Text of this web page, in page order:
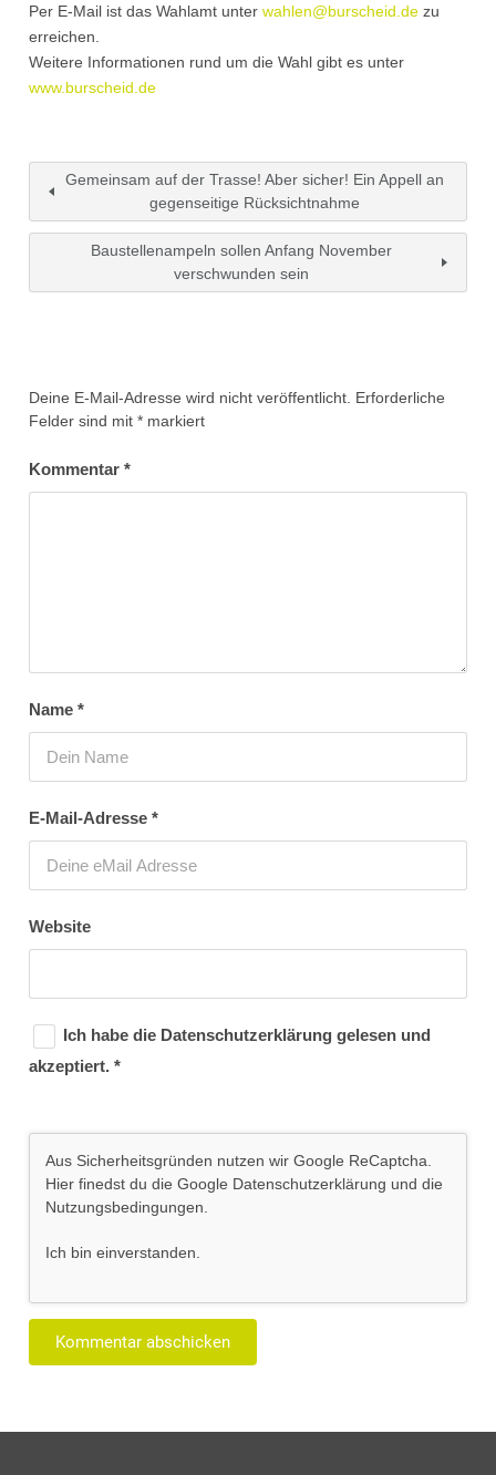
Per E-Mail ist das Wahlamt unter wahlen@burscheid.de zu
erreichen.
Weitere Informationen rund um die Wahl gibt es unter
www.burscheid.de
Gemeinsam auf der Trasse! Aber sicher! Ein Appell an
gegenseitige Rücksichtnahme
Baustellenampeln sollen Anfang November
verschwunden sein
Deine E-Mail-Adresse wird nicht veröffentlicht. Erforderliche
Felder sind mit * markiert
Kommentar *
Name *
E-Mail-Adresse *
Website
Ich habe die Datenschutzerklärung gelesen und
akzeptiert. *
Aus Sicherheitsgründen nutzen wir Google ReCaptcha.
Hier finedst du die Google Datenschutzerklärung und die
Nutzungsbedingungen
Ich bin einverstanden